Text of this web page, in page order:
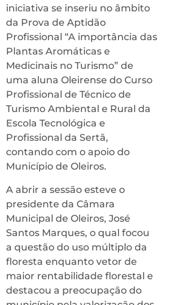
iniciativa se inseriu no âmbito
da Prova de Aptidão
Profissional “A importância das
Plantas Aromáticas e
Medicinais no Turismo” de
uma aluna Oleirense do Curso
Profissional de Técnico de
Turismo Ambiental e Rural da
Escola Tecnológica e
Profissional da Sertã,
contando com o apoio do
Município de Oleiros.
A abrir a sessão esteve o
presidente da Câmara
Municipal de Oleiros, José
Santos Marques, o qual focou
a questão do uso múltiplo da
floresta enquanto vetor de
maior rentabilidade florestal e
destacou a preocupação do